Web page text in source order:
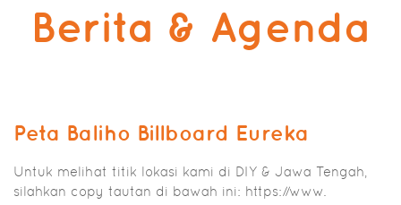
Berita & Agenda
Peta Baliho Billboard Eureka
Untuk melihat titik lokasi kami di DIY & Jawa Tengah,
silahkan copy tautan di bawah ini: https://www.